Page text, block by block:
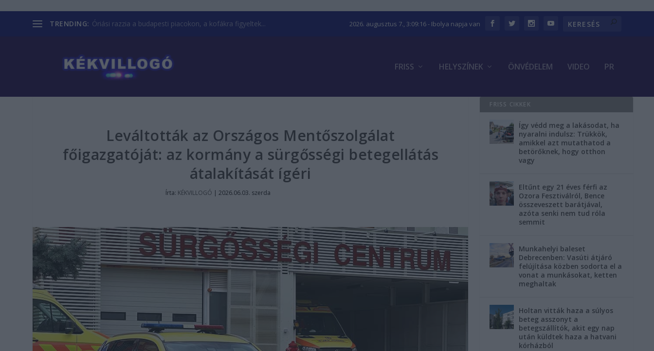
TRENDING: Óriási razzia a budapesti piacokon, a kofákra figyeltek... 2026. augusztus 7., 3:09:17- Ibolya napja van
FRISS HELYSZÍNEK ÖNVÉDELEM VIDEO PR
Leváltották az Országos Mentőszolgálat
főigazgatóját: az kormány a sürgősségi betegellátás
átalakítását ígéri
Írta: KÉKVILLOGÓ |2026.06.03. szerda
FRISS CIKKEK
Így védd meg a lakásodat, ha
nyaralni indulsz: Trükkök,
amikkel azt mutathatod a
betörőknek, hogy otthon
vagy
Eltűnt egy 21 éves férfi az
Ozora Fesztiválról, Bence
összeveszett barátjával,
azóta senki nem tud róla
semmit
Munkahelyi baleset
Debrecenben: Vasúti átjáró
felújítása közben sodorta el a
vonat a munkásokat, ketten
meghaltak
Holtan vitták haza a súlyos
beteg asszonyt a
betegszállítók, akit egy nap
után küldtek haza a hatvani
kórházból